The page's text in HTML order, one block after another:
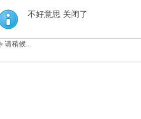
不好意思 关闭了
请稍候...